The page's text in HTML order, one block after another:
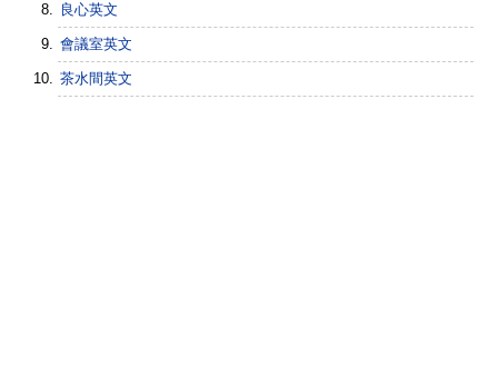
良心英文
會議室英文
茶水間英文